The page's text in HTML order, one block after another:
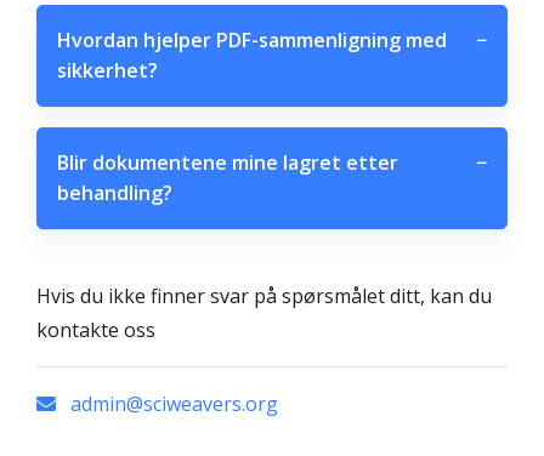
Hvordan hjelper PDF-sammenligning med
sikkerhet?
−
Blir dokumentene mine lagret etter
behandling?
−
Hvis du ikke finner svar på spørsmålet ditt, kan du
kontakte oss
admin@sciweavers.org